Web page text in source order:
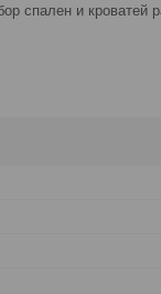
спален и кроватей